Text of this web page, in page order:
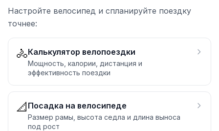
Настройте велосипед и спланируйте поездку
точнее:
🚴Калькулятор велопоездки
Мощность, калории, дистанция и
эффективность поездки
📐 Посадка на велосипеде
Размер рамы, высота седла и длина выноса
под рост